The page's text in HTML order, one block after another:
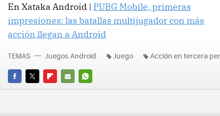
En Xataka Android | PUBG Mobile, primeras
impresiones: las batallas multijugador con más
acción llegan a Android
FACEBOOK
TWITTERFLIPBOARD
E-
WHATSAPP
TEMAS Juegos Android Juego Acción en tercera